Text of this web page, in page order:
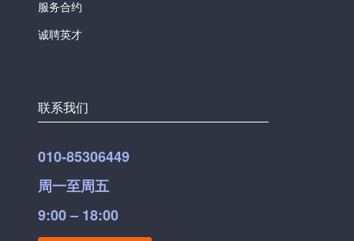
服务合约
诚聘英才
联系我们
010-85306449
周一至周五
9:00 – 18:00